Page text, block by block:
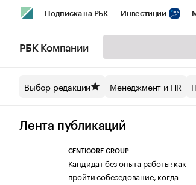
Подписка на РБК Инвестиции
Спецпроекты СПб Конференции
Технологии и медиа
РБК Компании
Выбор редакции Менеджмент и HR
Лента публикаций
CENTICORE GROUP
Кандидат без опыта работы: как
пройти собеседование, когда